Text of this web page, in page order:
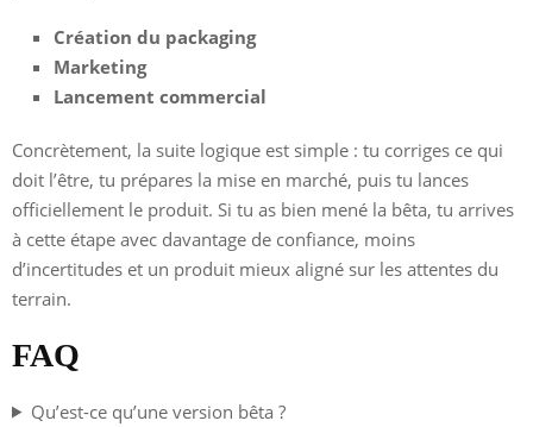
Création du packaging
Marketing
Lancement commercial
Concrètement, la suite logique est simple : tu corriges ce qui
doit l’être, tu prépares la mise en marché, puis tu lances
officiellement le produit. Si tu as bien mené la bêta, tu arrives
à cette étape avec davantage de confiance, moins
d’incertitudes et un produit mieux aligné sur les attentes du
terrain.
FAQ
Qu’est-ce qu’une version bêta ?